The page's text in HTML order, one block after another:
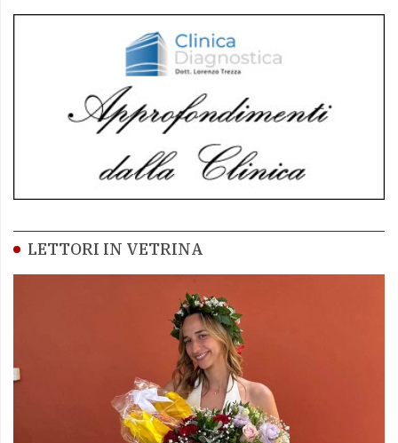
LETTORI IN VETRINA